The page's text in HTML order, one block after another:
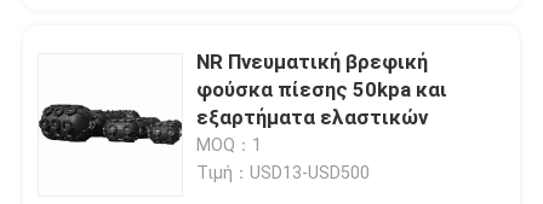
Βίντεο
NR Πνευματική βρεφική
φούσκα πίεσης 50kpa και
εξαρτήματα ελαστικών
MOQ：1
Τιμή：USD13-USD500